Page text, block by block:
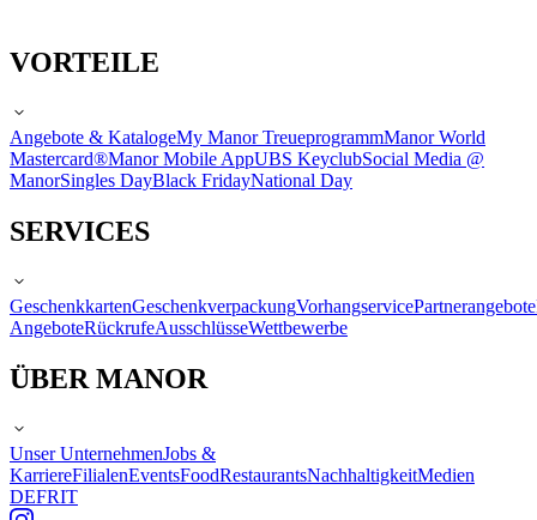
VORTEILE
Angebote & KatalogeMy Manor TreueprogrammManor World
Mastercard®Manor Mobile AppUBS KeyclubSocial Media @
ManorSingles DayBlack FridayNational Day
SERVICES
GeschenkkartenGeschenkverpackungVorhangservicePartnerangebote
AngeboteRückrufeAusschlüsseWettbewerbe
ÜBER MANOR
Unser UnternehmenJobs &
KarriereFilialenEventsFoodRestaurantsNachhaltigkeitMedien
DEFRIT